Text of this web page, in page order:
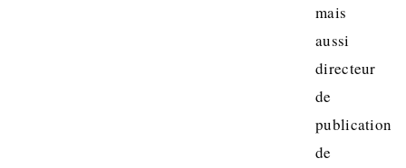
mais
aussi
directeur
de
publication
de